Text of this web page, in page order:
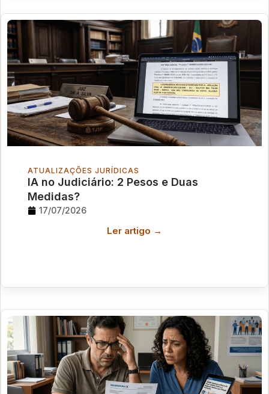
ATUALIZAÇÕES JURÍDICAS
IA no Judiciário: 2 Pesos e Duas
Medidas?
17/07/2026
Ler artigo →